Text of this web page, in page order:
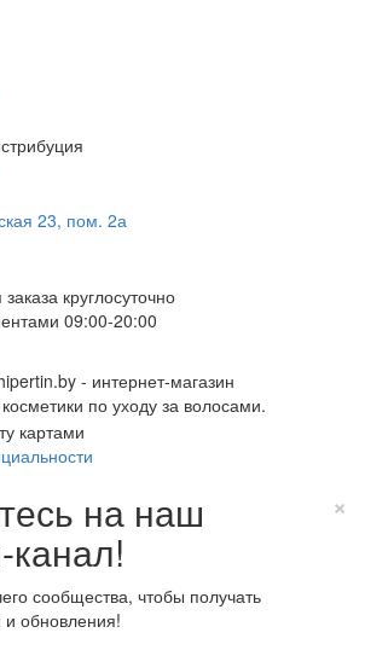
23, пом. 2а
круглосуточно
09:00-20:00
- интернет-магазин
по уходу за волосами.
×
на наш
канал!
сообщества, чтобы получать
и обновления!